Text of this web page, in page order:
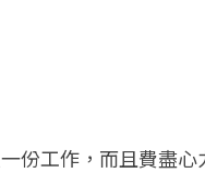
份工作，而且費盡